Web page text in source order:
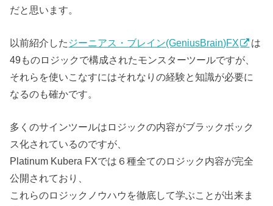
だと思います。
以前紹介した ジーニアス・ブレイン(GeniusBrain)FX
は
49ものロジックで構成されたモンスターツールですが、
それらを使いこなすにはそれなりの経験と知識が必要に
なるのも確かです。
多くのサインツールはロジックの内容がブラックボック
ス化されているのですが、
Platinum Kubera FXでは６種全てのロジック内容が完全
公開されており、
これらのロジックノウハウを徹底して学ぶことが出来ま